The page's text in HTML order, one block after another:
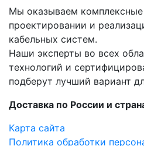
Мы оказываем комплексные
проектировании и
кабельных систем.
Наши эксперты во всех
технологий и
подберут лучший вариант
Доставка по России и
Карта сайта
Политика обработки